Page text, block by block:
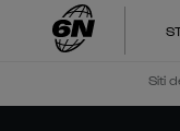
Siti